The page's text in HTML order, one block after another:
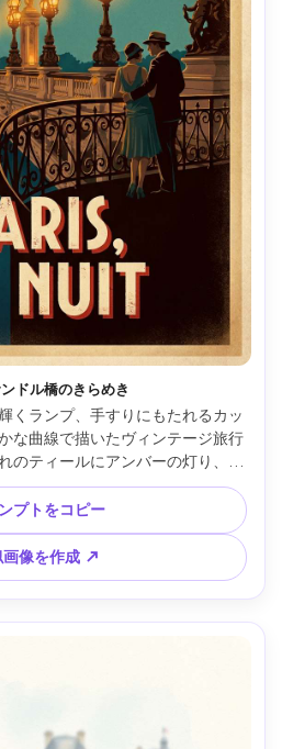
ドル橋のきらめき
くランプ、手すりにもたれるカッ
な曲線で描いたヴィンテージ旅行
のティールにアンバーの灯り、フ
LA NUIT」の書体と古紙プリン
粒子、中央ランドマーク＋広めの
ズ、浅い被写界深度 --ar 4:5
プトをコピー
画像を作成 ↗